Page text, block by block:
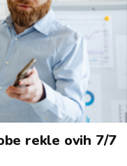
rekle ovih 7/7